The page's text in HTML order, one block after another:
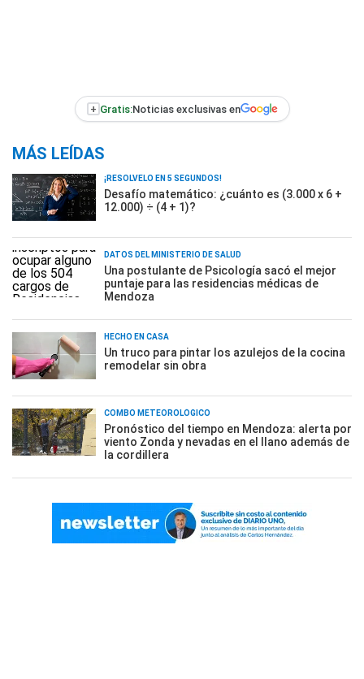
+ Gratis:Noticias exclusivas en
MÁS LEÍDAS
¡RESOLVELO EN 5 SEGUNDOS!
Desafío matemático: ¿cuánto es (3.000 x 6 +
12.000) ÷ (4 + 1)?
DATOS DEL MINISTERIO DE SALUD
Una postulante de Psicología sacó el mejor
puntaje para las residencias médicas de
Mendoza
HECHO EN CASA
Un truco para pintar los azulejos de la cocina
remodelar sin obra
COMBO METEOROLÓGICO
Pronóstico del tiempo en Mendoza: alerta por
viento Zonda y nevadas en el llano además de
la cordillera